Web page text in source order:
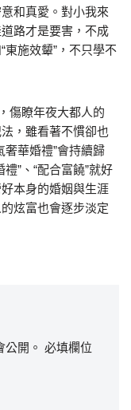
和真愛。對小我來
路才是要害，不成
東施效顰”，不只學不
傷瞭年夜大都人的
，雖看著不慣卻也
奢華婚禮”會持續歸
”、“配合富饒”就好
本身的婚姻與生涯
炫富也會逐步淡定
開。 必填欄位